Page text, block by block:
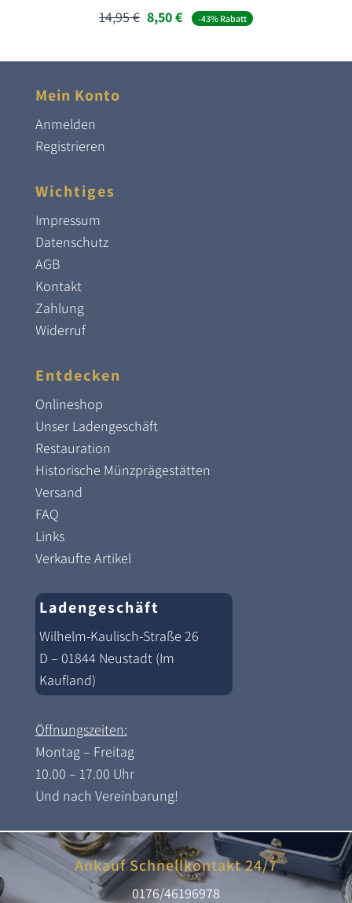
14,95€ Ursprünglicher
Preis
14,95 €
8,50€Aktueller
Preis
8,50 €.
-43% Rabatt
Mein Konto
Anmelden
Registrieren
Wichtiges
Impressum
Datenschutz
AGB
Kontakt
Zahlung
Widerruf
Entdecken
Onlineshop
Unser Ladengeschäft
Restauration
Historische Münzprägestätten
Versand
FAQ
Links
Verkaufte Artikel
Ladengeschäft
Wilhelm-Kaulisch-Straße 26
D – 01844 Neustadt (Im
Kaufland)
Öffnungszeiten:
Montag – Freitag
10.00 – 17.00 Uhr
Und nach Vereinbarung!
Ankauf Schnellkontakt 24/7
0176/46196978